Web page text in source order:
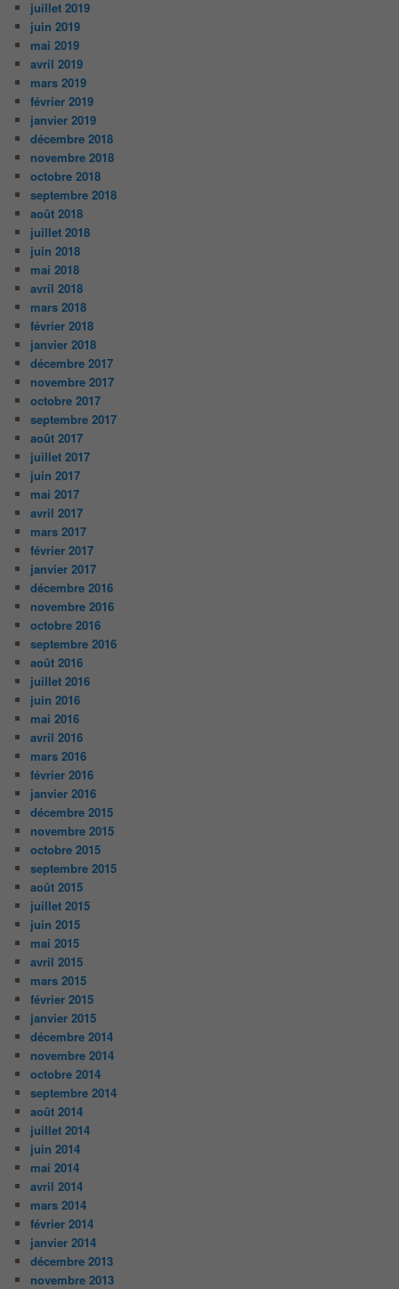
juillet 2019
juin 2019
mai 2019
avril 2019
mars 2019
février 2019
janvier 2019
décembre 2018
novembre 2018
octobre 2018
septembre 2018
août 2018
juillet 2018
juin 2018
mai 2018
avril 2018
mars 2018
février 2018
janvier 2018
décembre 2017
novembre 2017
octobre 2017
septembre 2017
août 2017
juillet 2017
juin 2017
mai 2017
avril 2017
mars 2017
février 2017
janvier 2017
décembre 2016
novembre 2016
octobre 2016
septembre 2016
août 2016
juillet 2016
juin 2016
mai 2016
avril 2016
mars 2016
février 2016
janvier 2016
décembre 2015
novembre 2015
octobre 2015
septembre 2015
août 2015
juillet 2015
juin 2015
mai 2015
avril 2015
mars 2015
février 2015
janvier 2015
décembre 2014
novembre 2014
octobre 2014
septembre 2014
août 2014
juillet 2014
juin 2014
mai 2014
avril 2014
mars 2014
février 2014
janvier 2014
décembre 2013
novembre 2013